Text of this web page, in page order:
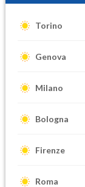
Torino
Genova
Milano
Bologna
Firenze
Roma